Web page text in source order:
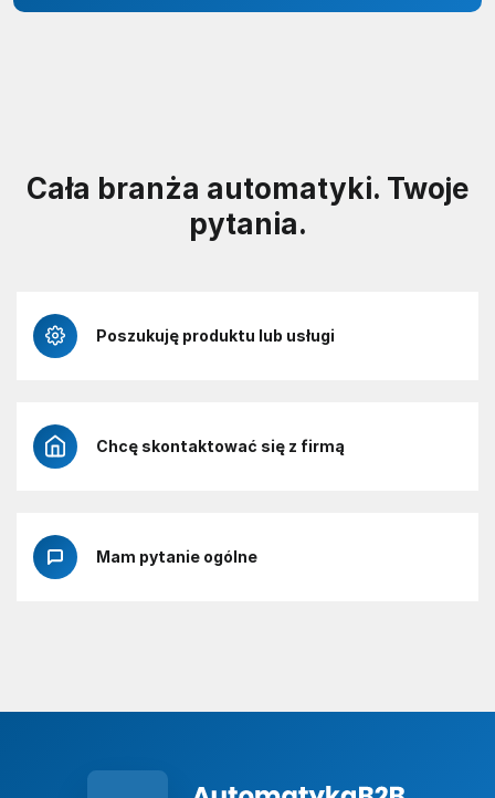
Cała branża automatyki. Twoje
pytania.
Poszukuję produktu lub usługi
Chcę skontaktować się z firmą
Mam pytanie ogólne